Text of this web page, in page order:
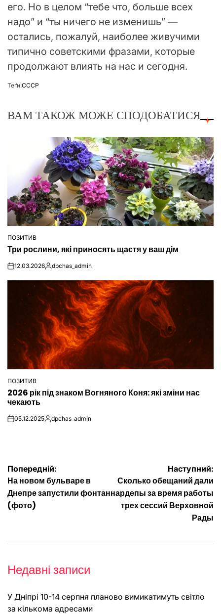
его. Но в целом “тебе что, больше всех
надо” и “ты ничего не изменишь” —
остались, пожалуй, наиболее живучими
типично советскими фразами, которые
продолжают влиять на нас и сегодня.
Теґи:СССР
ВАМ ТАКОЖ МОЖЕ СПОДОБАТИСЯ
ОПУБЛІКУВАТИ
ПОЗИТИВ
Три рослини, які приносять щастя у ваш дім
on12.03.2026Опубліковано
dpchas_admin
ОПУБЛІКУВАТИ
У
ПОЗИТИВ
2026 рік під знаком Вогняного Коня: які зміни нас
чекають
on05.12.2025Опубліковано
dpchas_admin
Навігація
записів
Попередній:
На новом бульваре в
Днепре запустили фонтан
(фото)
Наступний:
Сколько обещаний дали
нардепы за время работы
трех сессий Верховной
Рады
Недавні записи
У Дніпрі 10-14 серпня планово вимикатимуть світло
за кількома адресами